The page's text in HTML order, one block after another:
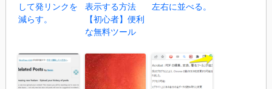
して発リンクを
減らす。
表示する方法
【初心者】便利
な無料ツール
左右に並べる。